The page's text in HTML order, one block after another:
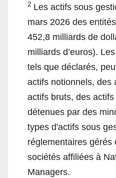
2 Les actifs sous
mars 2026 des
452,8 milliards de
milliards d’euros).
tels que déclarés,
actifs notionnels, des
actifs bruts, des
détenues par des
types d'actifs sous
réglementaires gérés
sociétés affiliées à
Managers.